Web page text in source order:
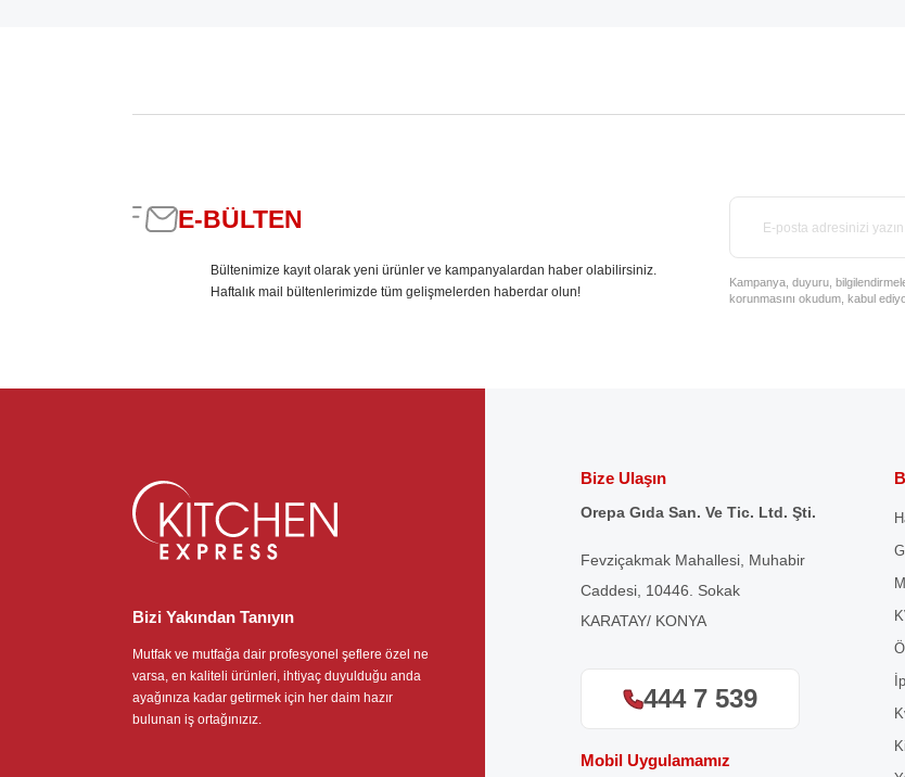
E-BÜLTEN
Bültenimize kayıt olarak yeni ürünler ve kampanyalardan haber olabilirsiniz.
Haftalık mail bültenlerimizde tüm gelişmelerden haberdar olun!
Kampanya, duyuru,
korunmasını okudum, kabul
Bizi Yakından Tanıyın
Mutfak ve mutfağa dair profesyonel şeflere özel ne
varsa, en kaliteli ürünleri, ihtiyaç duyulduğu anda
ayağınıza kadar getirmek için her daim hazır
bulunan iş ortağınızız.
Bize Ulaşın
Orepa Gıda San. Ve Tic. Ltd. Şti.
Fevziçakmak Mahallesi, Muhabir
Caddesi, 10446. Sokak
KARATAY/ KONYA
444 7 539
Mobil Uygulamamız